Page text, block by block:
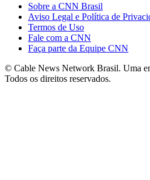
Sobre a CNN Brasil
Aviso Legal e Política de
Termos de Uso
Fale com a CNN
Faça parte da Equipe CNN
© Cable News Network Brasil. Uma
Todos os direitos reservados.